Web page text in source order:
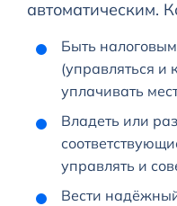
автоматическим.
Быть
(управляться и
уплачивать
Владеть или
управлять и
Вести